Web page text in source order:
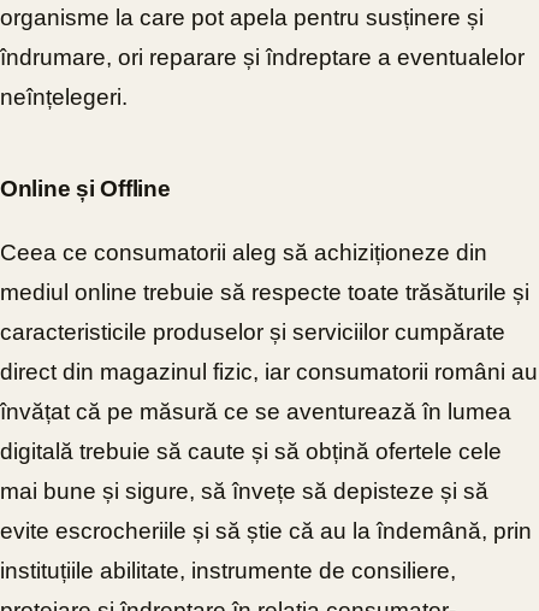
organisme la care pot apela pentru susținere și
îndrumare, ori reparare și îndreptare a eventualelor
neînțelegeri.
Online și Offline
Ceea ce consumatorii aleg să achiziționeze din
mediul online trebuie să respecte toate trăsăturile și
caracteristicile produselor și serviciilor cumpărate
direct din magazinul fizic, iar consumatorii români au
învățat că pe măsură ce se aventurează în lumea
digitală trebuie să caute și să obțină ofertele cele
mai bune și sigure, să învețe să depisteze și să
evite escrocheriile și să știe că au la îndemână, prin
instituțiile abilitate, instrumente de consiliere,